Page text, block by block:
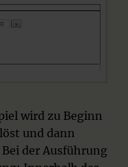
wird zu Beginn
und dann
der Ausführung